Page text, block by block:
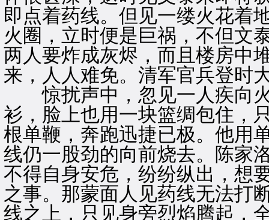
即点着药线。但见一缕火花着
火圈，立时便是巨祸，不但文
两人要炸成灰烬，而且楼房中
来，人人难免。清军官兵登时
惊扰声中，忽见一人疾向火
衫，脸上也用一块篮绸包住，
根单鞭，奔跑迅捷已极。他用
线仍一股劲的向前烧去。陈家
不得自身安危，纷纷纵出，想
之事。那蒙面人见药线无法打
线之上，只见身旁烈焰腾起，